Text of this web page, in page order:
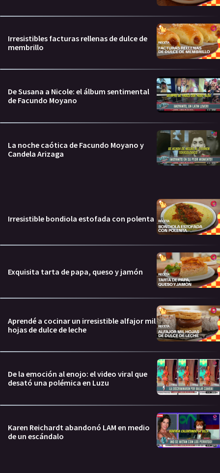
Irresistibles facturas rellenas de dulce de
membrillo
De Susana a Nicole: el álbum sentimental
de Facundo Moyano
La noche caótica de Facundo Moyano y
Candela Arizaga
Irresistible bondiola estofada con polenta
Exquisita tarta de papa, queso y jamón
Aprendé a cocinar un irresistible alfajor mil
hojas de dulce de leche
De la emoción al enojo: el video viral que
desató una polémica en Luzu
Karen Reichardt abandonó LAM en medio
de un escándalo